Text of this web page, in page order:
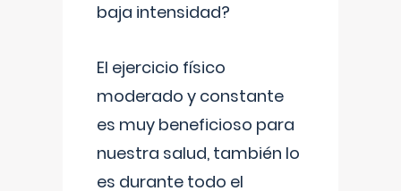
baja intensidad?
El ejercicio físico
moderado y constante
es muy beneficioso para
nuestra salud, también lo
es durante todo el